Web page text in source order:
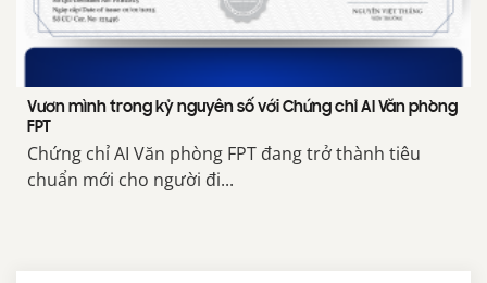
Vươn mình trong kỷ nguyên số với Chứng chỉ AI Văn phòng
FPT
Chứng chỉ AI Văn phòng FPT đang trở thành tiêu
chuẩn mới cho người đi...